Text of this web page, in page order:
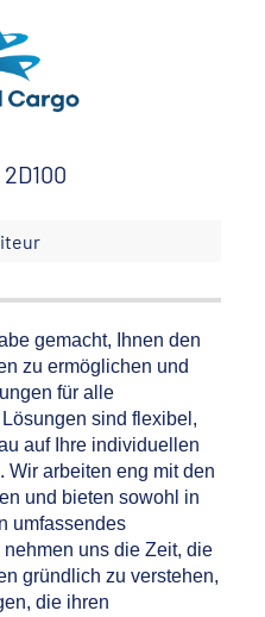
gemacht, Ihnen den
zu ermöglichen und
für alle
sind flexibel,
auf Ihre individuellen
Wir arbeiten eng mit den
und bieten sowohl in
umfassendes
uns die Zeit, die
gründlich zu verstehen,
die ihren